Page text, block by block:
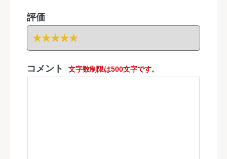
評価
コメント 文字数制限は500文字です。